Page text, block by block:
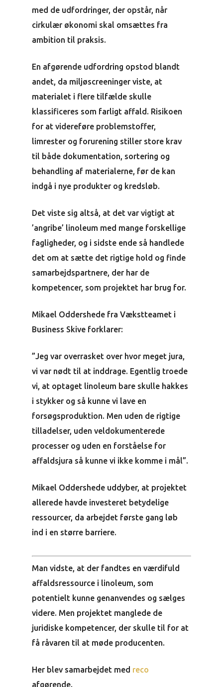
med de udfordringer, der opstår, når
cirkulær økonomi skal omsættes fra
ambition til praksis.
En afgørende udfordring opstod blandt
andet, da miljøscreeninger viste, at
materialet i flere tilfælde skulle
klassificeres som farligt affald. Risikoen
for at videreføre problemstoffer,
limrester og forurening stiller store krav
til både dokumentation, sortering og
behandling af materialerne, før de kan
indgå i nye produkter og kredsløb.
Det viste sig altså, at det var vigtigt at
’angribe’ linoleum med mange forskellige
fagligheder, og i sidste ende så handlede
det om at sætte det rigtige hold og finde
samarbejdspartnere, der har de
kompetencer, som projektet har brug for.
Mikael Oddershede fra Vækstteamet i
Business Skive forklarer:
”Jeg var overrasket over hvor meget jura,
vi var nødt til at inddrage. Egentlig troede
vi, at optaget linoleum bare skulle hakkes
i stykker og så kunne vi lave en
forsøgsproduktion. Men uden de rigtige
tilladelser, uden veldokumenterede
processer og uden en forståelse for
affaldsjura så kunne vi ikke komme i mål”.
Mikael Oddershede uddyber, at projektet
allerede havde investeret betydelige
ressourcer, da arbejdet første gang løb
ind i en større barriere.
Man vidste, at der fandtes en værdifuld
affaldsressource i linoleum, som
potentielt kunne genanvendes og sælges
videre. Men projektet manglede de
juridiske kompetencer, der skulle til for at
få råvaren til at møde producenten.
Her blev samarbejdet med reco
afgørende.